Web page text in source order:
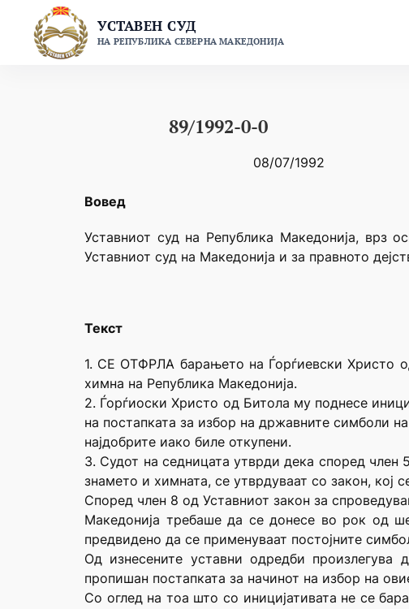
content
УСТАВЕН СУД
НА РЕПУБЛИКА СЕВЕРНА МАКЕДОНИЈА
89/1992-0-0
08/07/1992
Вовед
Уставниот суд на Република Македонија, врз
Уставниот суд на Македонија и за правното
Текст
1. СЕ ОТФРЛА барањето на Ѓорѓиевски Христо
химна на Република Македонија.
2. Ѓорѓиоски Христо од Битола му поднесе
на постапката за избор на државните симболи
најдобрите иако биле откупени.
3. Судот на седницата утврди дека според член
знамето и химната, се утврдуваат со закон, кој
Според член 8 од Уставниот закон за
Македонија требаше да се донесе во рок од
предвидено да се применуваат постојните
Од изнесените уставни одредби
пропишан постапката за начинот на избор на
Со оглед на тоа што со иницијативата не се